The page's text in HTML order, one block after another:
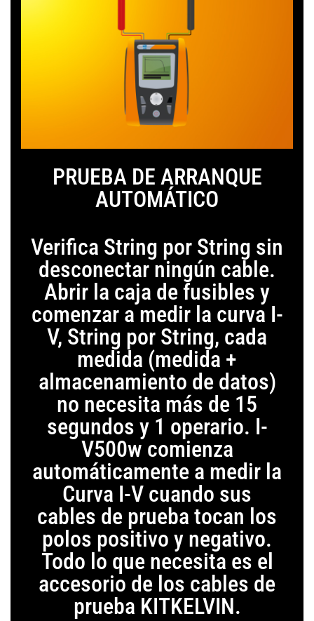
PRUEBA DE ARRANQUE
AUTOMÁTICO
Verifica String por String sin
desconectar ningún cable.
Abrir la caja de fusibles y
comenzar a medir la curva I-
V, String por String, cada
medida (medida +
almacenamiento de datos)
no necesita más de 15
segundos y 1 operario. I-
V500w comienza
automáticamente a medir la
Curva I-V cuando sus
cables de prueba tocan los
polos positivo y negativo.
Todo lo que necesita es el
accesorio de los cables de
prueba KITKELVIN.